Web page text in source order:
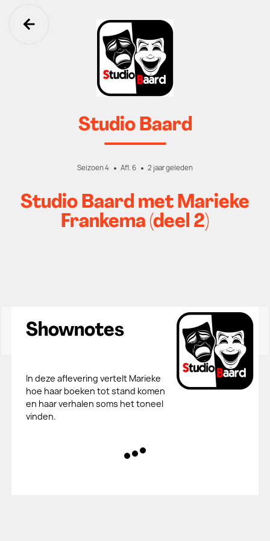
Ga terug
Studio Baard
Seizoen 4 Afl. 6 2 jaar geleden
Studio Baard met Marieke
Frankema (deel 2)
Shownotes
In deze aflevering vertelt Marieke
hoe haar boeken tot stand komen
en haar verhalen soms het toneel
vinden.